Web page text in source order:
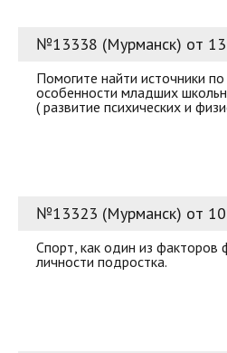
№13338 (Мурманск) от
Помогите найти источники
особенности младших
( развитие психических и
№13323 (Мурманск) от
Спорт, как один из факторов
личности подростка.